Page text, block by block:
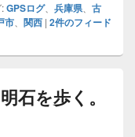
GPSログ、 兵庫県
古
市 関西 | 2件のフィード
石を歩く。